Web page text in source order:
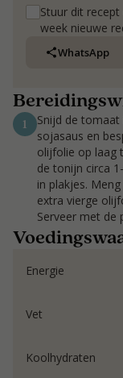
Stuur dit
week nieuwe
WhatsApp
1
Snijd de
sojasaus en
olijfolie op laag
de tonijn circa
in plakjes.
extra vierge
Serveer met de
Energie
Vet
Koolhydraten